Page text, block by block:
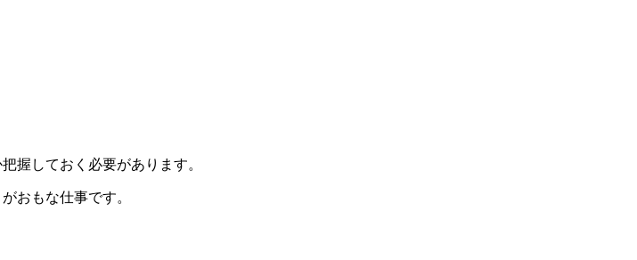
握しておく必要があります。
おもな仕事です。